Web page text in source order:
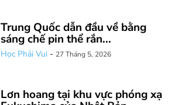
Trung Quốc dẫn đầu về bằng
sáng chế pin thể rắn...
Học Phải Vui - 27 Tháng 5, 2026
Lơn hoang tại khu vực phóng xạ